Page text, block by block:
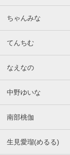
ちゃんみな
てんちむ
なえなの
中野ゆいな
南部桃伽
生見愛瑠(めるる)